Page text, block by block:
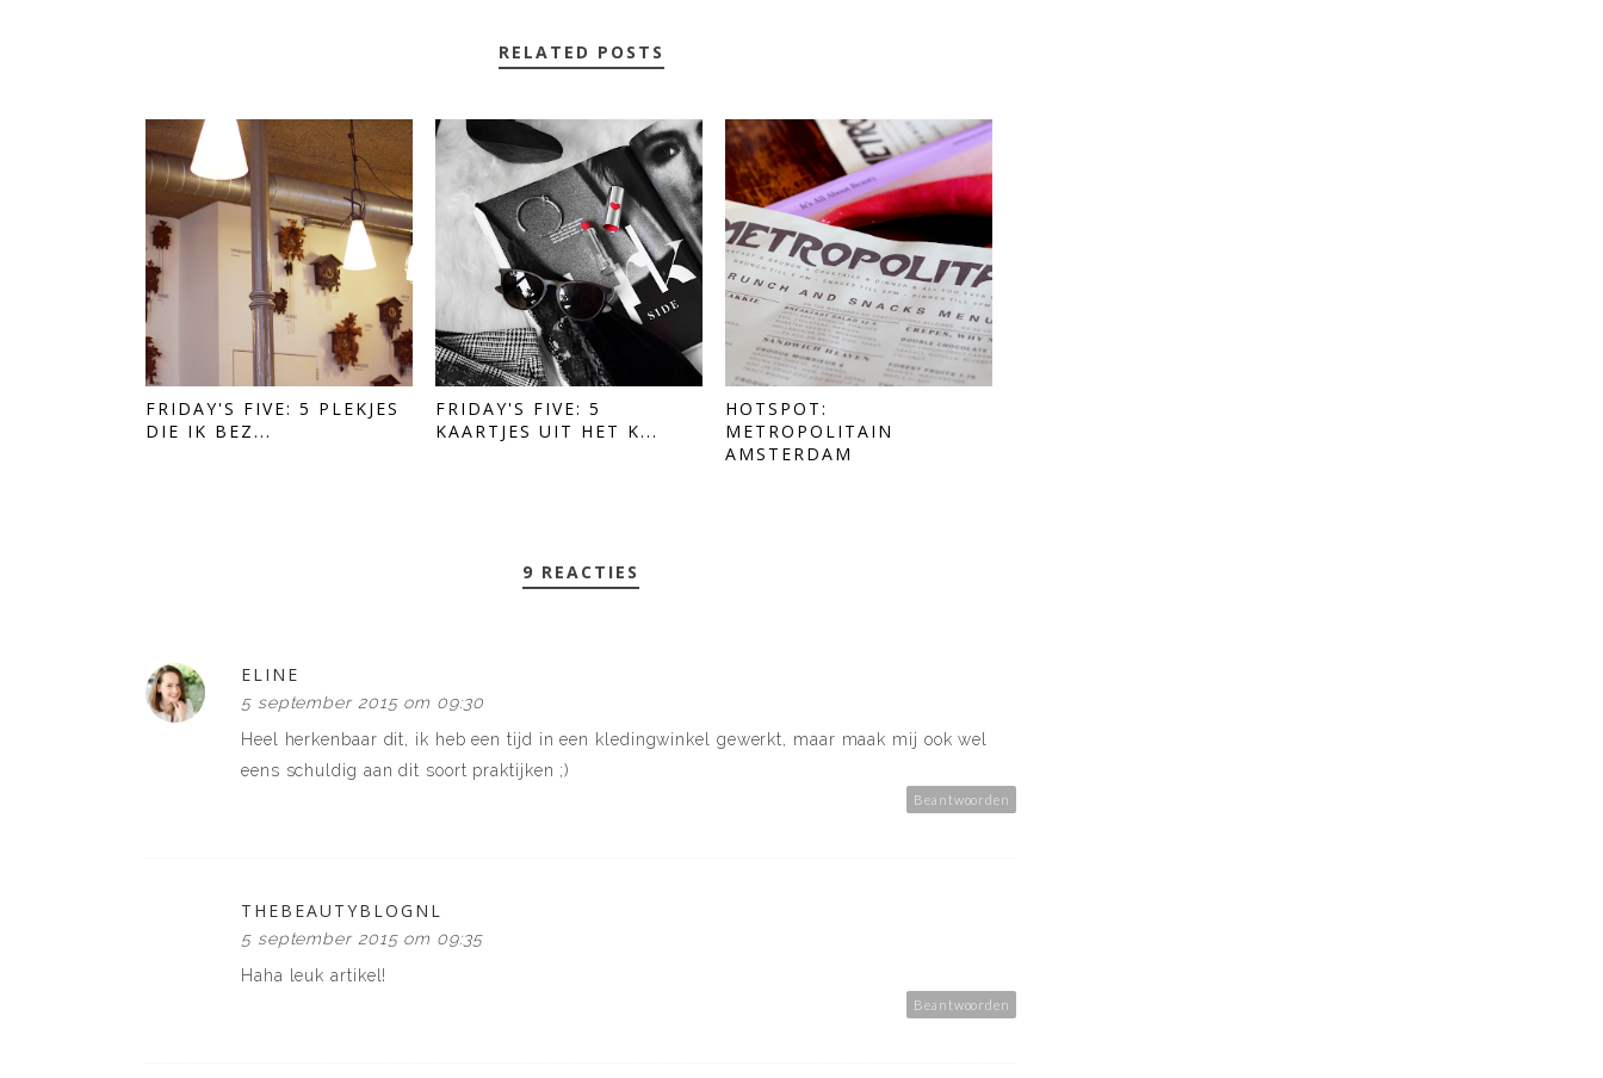
RELATED POSTS
FRIDAY'S FIVE: 5 PLEKJES
DIE IK BEZ...
FRIDAY'S FIVE: 5
KAARTJES UIT HET K...
HOTSPOT:
METROPOLITAIN
AMSTERDAM
9 REACTIES
ELINE
5 september 2015 om 09:30
Heel herkenbaar dit, ik heb een tijd in een kledingwinkel gewerkt, maar maak mij ook wel
eens schuldig aan dit soort praktijken ;)
Beantwoorden
THEBEAUTYBLOGNL
5 september 2015 om 09:35
Haha leuk artikel!
Beantwoorden